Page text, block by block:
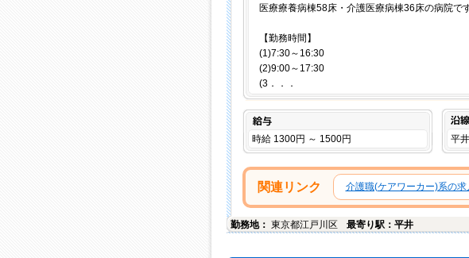
医療療養病棟58床・介護医療病棟36床の病院です
【勤務時間】
(1)7:30～16:30
(2)9:00～17:30
(3．．．
給与
時給 1300円 ～ 1500円 平
関連リンク 介護職(ケアワーカー)系の求
勤務地： 東京都江戸川区 最寄り駅：平井